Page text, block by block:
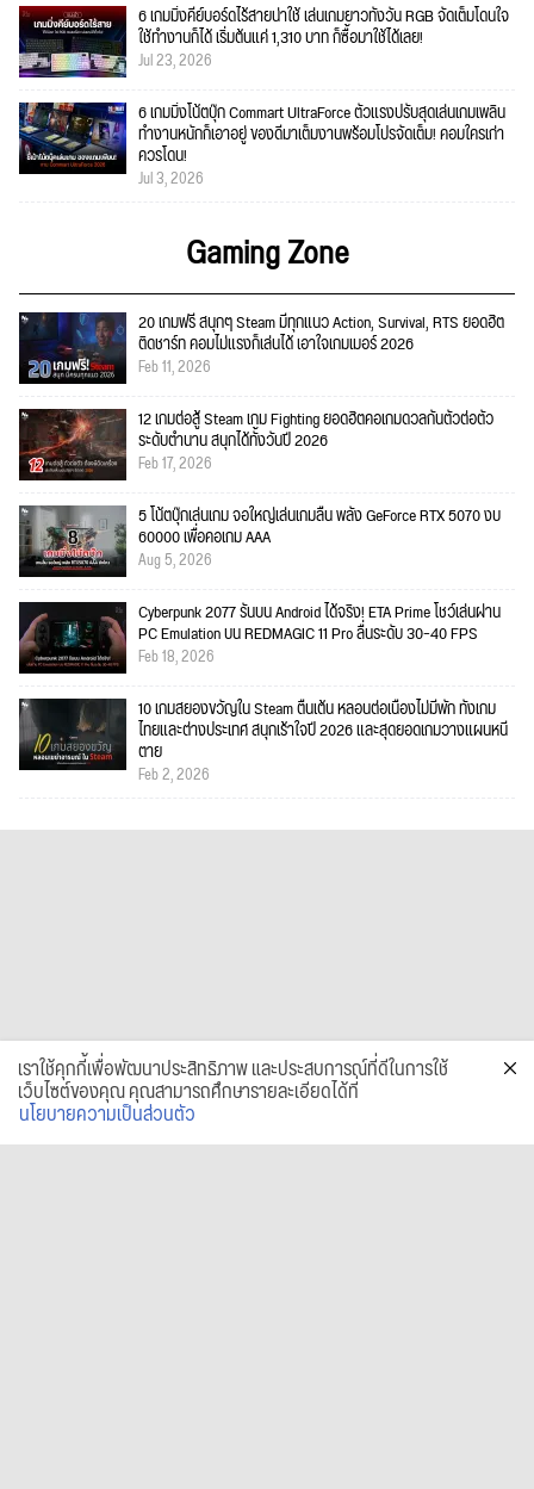
6 เกมมิ่งคีย์บอร์ดไร้สายน่าใช้ เล่นเกมยาวทั้งวัน RGB จัดเต็มโดนใจ
ใช้ทำงานก็ได้ เริ่มต้นแค่ 1,310 บาท ก็ซื้อมาใช้ได้เลย!
Jul 23, 2026
6 เกมมิ่งโน้ตบุ๊ก Commart UltraForce ตัวแรงปรับสุดเล่นเกมเพลิน
ทำงานหนักก็เอาอยู่ ของดีมาเต็มงานพร้อมโปรจัดเต็ม! คอมใครเก่า
ควรโดน!
Jul 3, 2026
Gaming Zone
20 เกมฟรี สนุกๆ Steam มีทุกแนว Action, Survival, RTS ยอดฮิต
ติดชาร์ท คอมไม่แรงก็เล่นได้ เอาใจเกมเมอร์ 2026
Feb 11, 2026
12 เกมต่อสู้ Steam เกม Fighting ยอดฮิตคอเกมดวลกันตัวต่อตัว
ระดับตำนาน สนุกได้ทั้งวันปี 2026
Feb 17, 2026
5 โน้ตบุ๊กเล่นเกม จอใหญ่เล่นเกมลื่น พลัง GeForce RTX 5070 งบ
60000 เพื่อคอเกม AAA
Aug 5, 2026
Cyberpunk 2077 รันบน Android ได้จริง! ETA Prime โชว์เล่นผ่าน
PC Emulation บน REDMAGIC 11 Pro ลื่นระดับ 30–40 FPS
Feb 18, 2026
10 เกมสยองขวัญใน Steam ตื่นเต้น หลอนต่อเนื่องไม่มีพัก ทั้งเกม
ไทยและต่างประเทศ สนุกเร้าใจปี 2026 และสุดยอดเกมวางแผนหนี
ตาย
Feb 2, 2026
เราใช้คุกกี้เพื่อพัฒนาประสิทธิภาพ และประสบการณ์ที่ดีในการใช้
เว็บไซต์ของคุณ คุณสามารถศึกษารายละเอียดได้ที่
นโยบายความเป็นส่วนตัว